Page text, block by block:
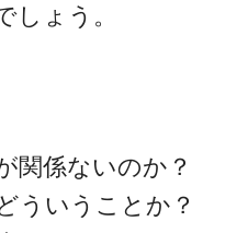
しょう。
関係ないのか？
ういうことか？